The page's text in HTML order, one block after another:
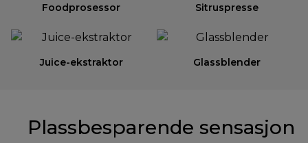
Foodprosessor Sitruspresse
Juice-ekstraktor Glassblender
Plassbesparende sensasjon